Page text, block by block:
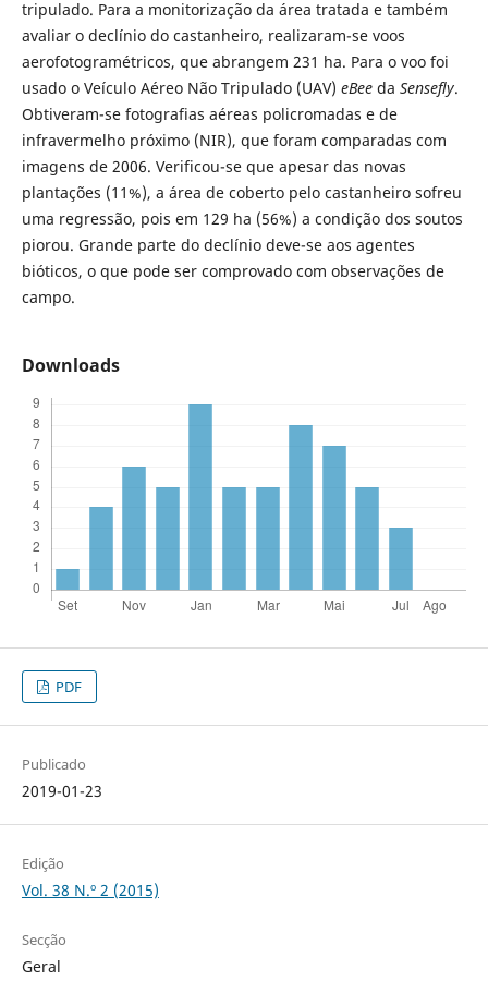
tripulado. Para a monitorização da área tratada e também
avaliar o declínio do castanheiro, realizaram-se voos
aerofotogramétricos, que abrangem 231 ha. Para o voo foi
usado o Veículo Aéreo Não Tripulado (UAV) eBee da Sensefly.
Obtiveram-se fotografias aéreas policromadas e de
infravermelho próximo (NIR), que foram comparadas com
imagens de 2006. Verificou-se que apesar das novas
plantações (11%), a área de coberto pelo castanheiro sofreu
uma regressão, pois em 129 ha (56%) a condição dos soutos
piorou. Grande parte do declínio deve-se aos agentes
bióticos, o que pode ser comprovado com observações de
campo.
Downloads
PDF
Publicado
2019-01-23
Edição
Vol. 38 N.º 2 (2015)
Secção
Geral